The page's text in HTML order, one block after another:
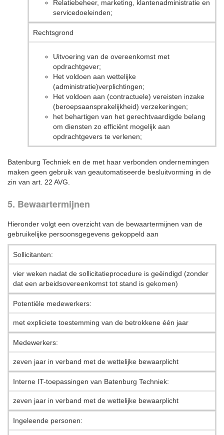
Relatiebeheer, marketing, klantenadministratie en
servicedoeleinden;
Rechtsgrond
Uitvoering van de overeenkomst met
opdrachtgever;
Het voldoen aan wettelijke
(administratie)verplichtingen;
Het voldoen aan (contractuele) vereisten inzake
(beroepsaansprakelijkheid) verzekeringen;
het behartigen van het gerechtvaardigde belang
om diensten zo efficiënt mogelijk aan
opdrachtgevers te verlenen;
Batenburg Techniek en de met haar verbonden ondernemingen
maken geen gebruik van geautomatiseerde besluitvorming in de
zin van art. 22 AVG.
5. Bewaartermijnen
Hieronder volgt een overzicht van de bewaartermijnen van de
gebruikelijke persoonsgegevens gekoppeld aan
Sollicitanten:
vier weken nadat de sollicitatieprocedure is geëindigd (zonder
dat een arbeidsovereenkomst tot stand is gekomen)
Potentiële medewerkers:
met expliciete toestemming van de betrokkene één jaar
Medewerkers:
zeven jaar in verband met de wettelijke bewaarplicht
Interne IT-toepassingen van Batenburg Techniek:
zeven jaar in verband met de wettelijke bewaarplicht
Ingeleende personen: